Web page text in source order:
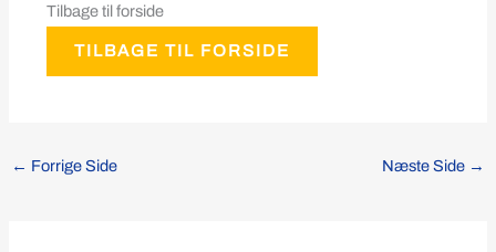
Tilbage til forside
TILBAGE TIL FORSIDE
← Forrige Side Næste Side →